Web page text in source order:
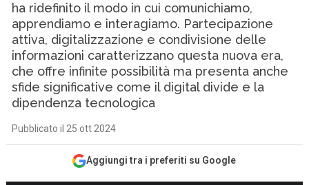
ha ridefinito il modo in cui comunichiamo,
apprendiamo e interagiamo. Partecipazione
attiva, digitalizzazione e condivisione delle
informazioni caratterizzano questa nuova era,
che offre infinite possibilità ma presenta anche
sfide significative come il digital divide e la
dipendenza tecnologica
Pubblicato il 25 ott 2024
Aggiungi tra i preferiti su Google